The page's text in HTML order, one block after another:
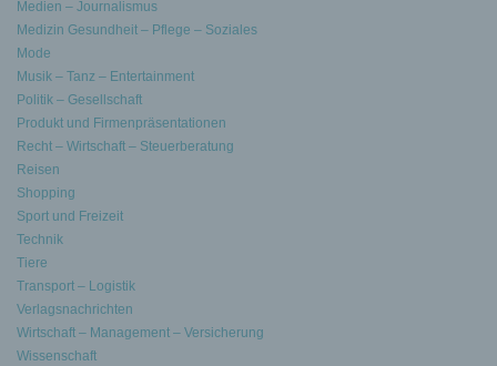
Medien – Journalismus
Medizin Gesundheit – Pflege – Soziales
Mode
Musik – Tanz – Entertainment
Politik – Gesellschaft
Produkt und Firmenpräsentationen
Recht – Wirtschaft – Steuerberatung
Reisen
Shopping
Sport und Freizeit
Technik
Tiere
Transport – Logistik
Verlagsnachrichten
Wirtschaft – Management – Versicherung
Wissenschaft